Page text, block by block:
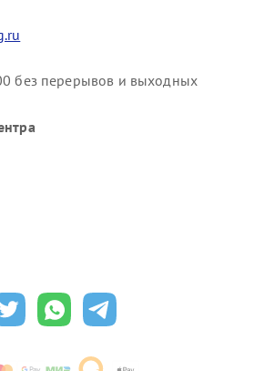
без перерывов и выходных